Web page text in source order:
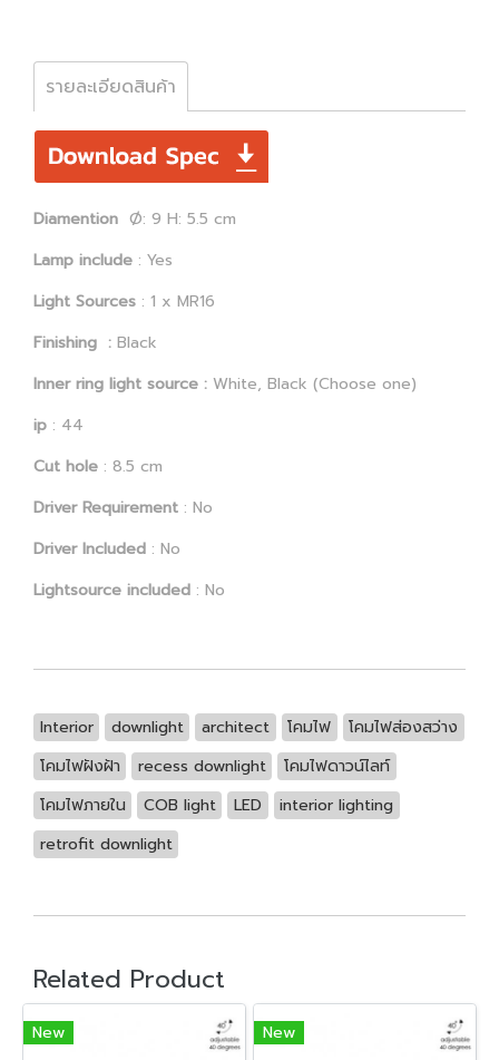
รายละเอียดสินค้า
Diamention Ø: 9 H: 5.5 cm
Lamp include : Yes
Light Sources : 1 x MR16
Finishing : Black
Inner ring light source : White, Black (Choose one)
ip : 44
Cut hole : 8.5 cm
Driver Requirement : No
Driver Included : No
Lightsource included : No
Interior downlight architect โคมไฟ
โคมไฟส่องสว่าง
โคมไฟฝังฝ้า
recess downlight
โคมไฟดาวน์ไลท์
โคมไฟภายใน
COB light LED
interior lighting
retrofit downlight
Related Product
New New